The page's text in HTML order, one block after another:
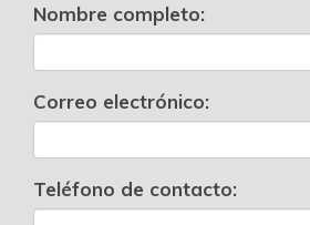
Nombre completo:
Correo electrónico:
Teléfono de contacto: